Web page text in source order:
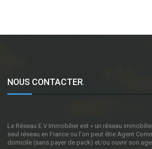
NOUS CONTACTER.
Le Réseau E.V Immobilier est « un réseau
seul réseau en France ou l'on peut être Agent
domicile (sans payer de pack) et/ou ouvrir son